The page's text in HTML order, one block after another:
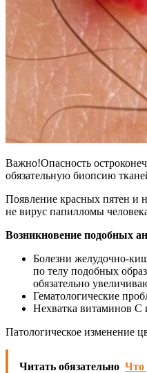
Важно!Опасность
обязательную биопсию
Появление красных пятен и
не вирус папилломы
Возникновение подобных
Болезни желудочно-
по телу подобных
обязательно
Гематологические
Нехватка витаминов С
Патологическое изменение
Читать обязательно Что